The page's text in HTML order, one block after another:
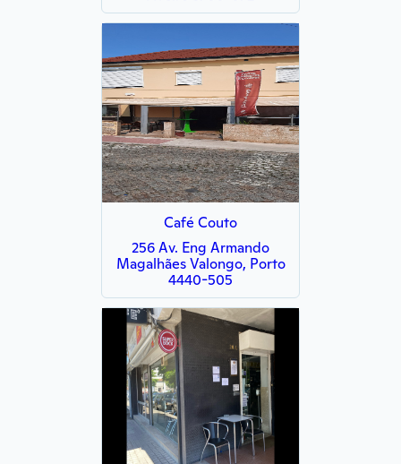
Café Couto
256 Av. Eng Armando
Magalhães Valongo, Porto
4440-505